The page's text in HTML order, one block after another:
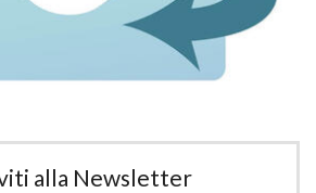
alla Newsletter